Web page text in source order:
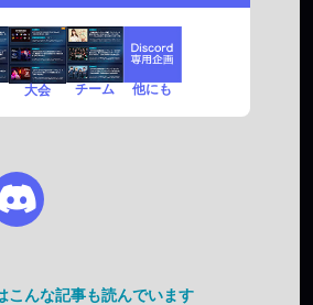
大会 チーム 他にも
こんな記事も読んでいます